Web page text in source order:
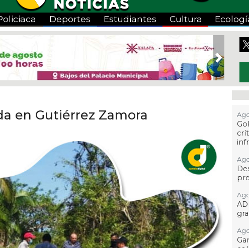
Deportes Estudiantes Cultura
Next
en Gutiérrez Zamora